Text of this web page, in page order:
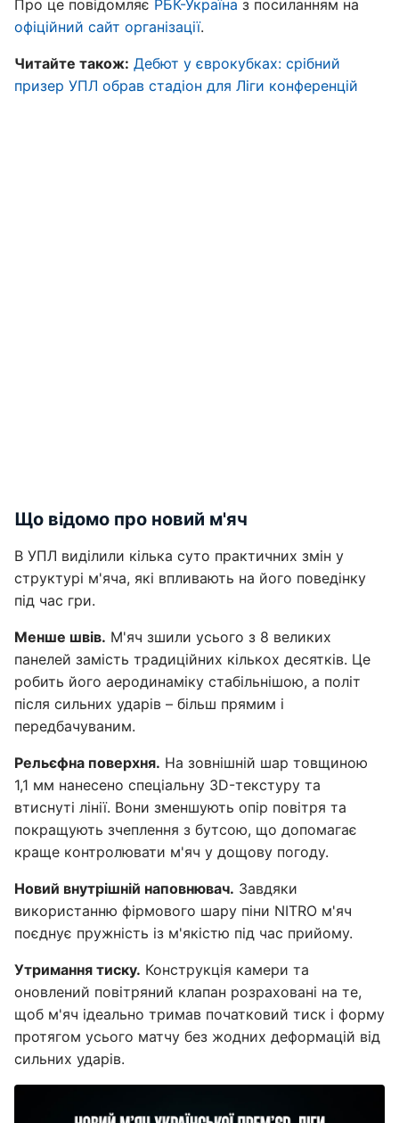
Про це повідомляє РБК-Україна з посиланням на
офіційний сайт організації.
Читайте також: Дебют у єврокубках: срібний
призер УПЛ обрав стадіон для Ліги конференцій
Що відомо про новий м'яч
В УПЛ виділили кілька суто практичних змін у
структурі м'яча, які впливають на його поведінку
під час гри.
Менше швів. М'яч зшили усього з 8 великих
панелей замість традиційних кількох десятків. Це
робить його аеродинаміку стабільнішою, а політ
після сильних ударів – більш прямим і
передбачуваним.
Рельєфна поверхня. На зовнішній шар товщиною
1,1 мм нанесено спеціальну 3D-текстуру та
втиснуті лінії. Вони зменшують опір повітря та
покращують зчеплення з бутсою, що допомагає
краще контролювати м'яч у дощову погоду.
Новий внутрішній наповнювач. Завдяки
використанню фірмового шару піни NITRO м'яч
поєднує пружність із м'якістю під час прийому.
Утримання тиску. Конструкція камери та
оновлений повітряний клапан розраховані на те,
щоб м'яч ідеально тримав початковий тиск і форму
протягом усього матчу без жодних деформацій від
сильних ударів.